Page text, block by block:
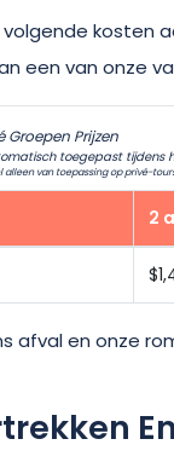
kosten
een van onze
Prijzen
toegepast tijdens
van toepassing op privé-
2
afval en onze